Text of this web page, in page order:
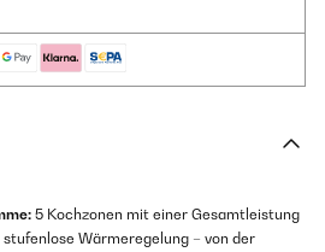
5 Kochzonen mit einer Gesamtleistung
Wärmeregelung – von der